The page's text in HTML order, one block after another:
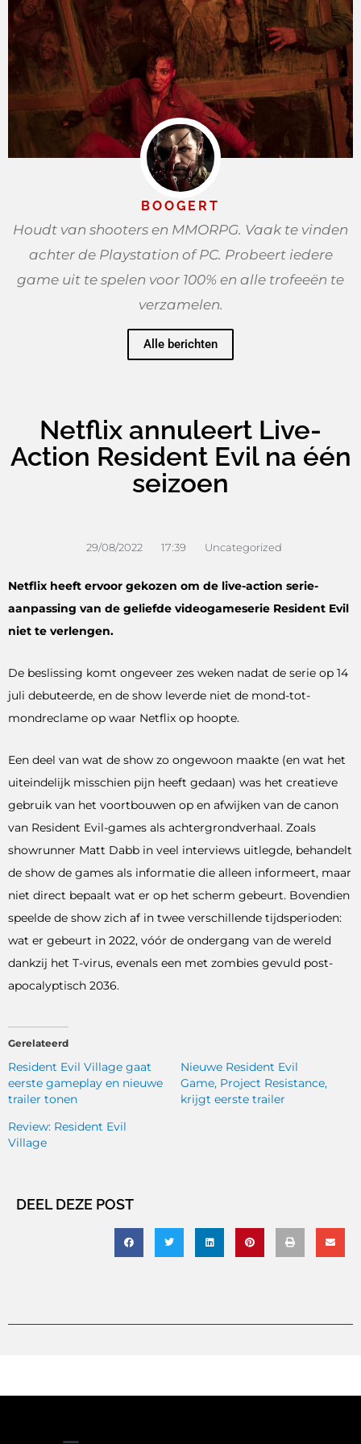
BOOGERT
Houdt van shooters en MMORPG. Vaak te vinden
achter de Playstation of PC. Probeert iedere
game uit te spelen voor 100% en alle trofeeën te
verzamelen.
Alle berichten
Netflix annuleert Live-
Action Resident Evil na één
seizoen
29/08/2022 17:39 Uncategorized
Netflix heeft ervoor gekozen om de live-action serie-
aanpassing van de geliefde videogameserie Resident Evil
niet te verlengen.
De beslissing komt ongeveer zes weken nadat de serie op 14
juli debuteerde, en de show leverde niet de mond-tot-
mondreclame op waar Netflix op hoopte.
Een deel van wat de show zo ongewoon maakte (en wat het
uiteindelijk misschien pijn heeft gedaan) was het creatieve
gebruik van het voortbouwen op en afwijken van de canon
van Resident Evil-games als achtergrondverhaal. Zoals
showrunner Matt Dabb in veel interviews uitlegde, behandelt
de show de games als informatie die alleen informeert, maar
niet direct bepaalt wat er op het scherm gebeurt. Bovendien
speelde de show zich af in twee verschillende tijdsperioden:
wat er gebeurt in 2022, vóór de ondergang van de wereld
dankzij het T-virus, evenals een met zombies gevuld post-
apocalyptisch 2036.
Gerelateerd
Resident Evil Village gaat
eerste gameplay en nieuwe
trailer tonen
Nieuwe Resident Evil
Game, Project Resistance,
krijgt eerste trailer
Review: Resident Evil
Village
DEEL DEZE POST